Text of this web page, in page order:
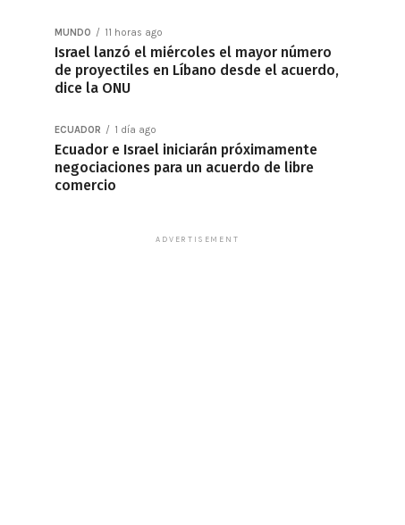
MUNDO 11 horas ago
Israel lanzó el miércoles el mayor número
de proyectiles en Líbano desde el acuerdo,
dice la ONU
ECUADOR 1 día ago
Ecuador e Israel iniciarán próximamente
negociaciones para un acuerdo de libre
comercio
ADVERTISEMENT